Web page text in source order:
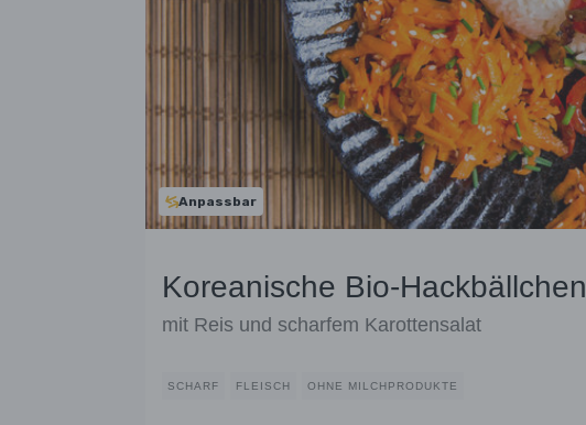
Anpassbar
Koreanische Bio-Hackbällchen
mit Reis und scharfem Karottensalat
SCHARF FLEISCH OHNE MILCHPRODUKTE